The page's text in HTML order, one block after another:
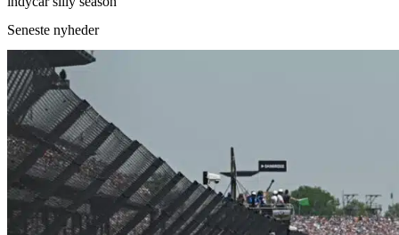
Seneste nyheder